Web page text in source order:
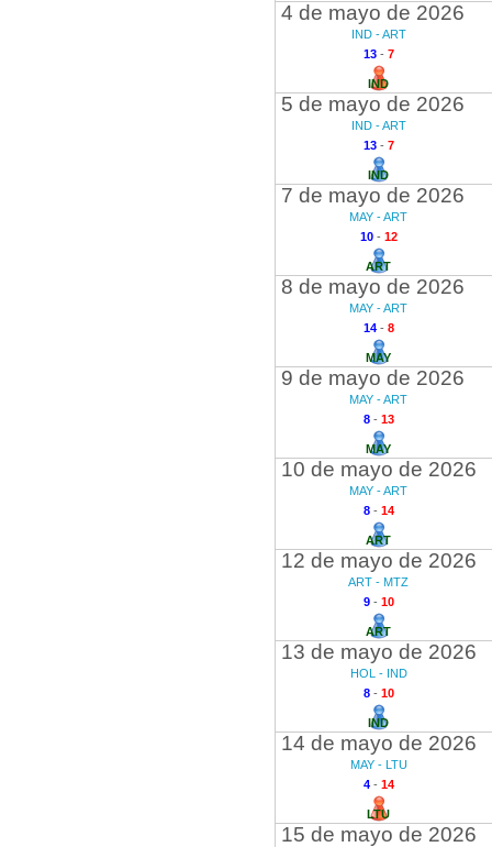
4 de mayo de 2026
IND - ART
13- 7
IND
5 de mayo de 2026
IND - ART
13- 7
IND
7 de mayo de 2026
MAY - ART
10- 12
ART
8 de mayo de 2026
MAY - ART
14- 8
MAY
9 de mayo de 2026
MAY - ART
8- 13
MAY
10 de mayo de 2026
MAY - ART
8- 14
ART
12 de mayo de 2026
ART - MTZ
9- 10
ART
13 de mayo de 2026
HOL - IND
8- 10
IND
14 de mayo de 2026
MAY - LTU
4- 14
LTU
15 de mayo de 2026